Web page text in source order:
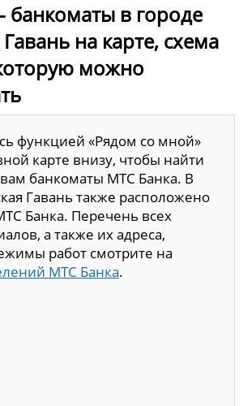
банкоматы в городе
на карте, схема
можно
функцией «Рядом со мной»
карте внизу, чтобы найти
банкоматы МТС Банка. В
Гавань также расположено
Банка. Перечень всех
а также их адреса,
работ смотрите на
МТС Банка.